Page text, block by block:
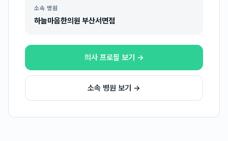
소속 병원
하늘마음한의원 부산서면점
의사 프로필 보기 →
소속 병원 보기 →